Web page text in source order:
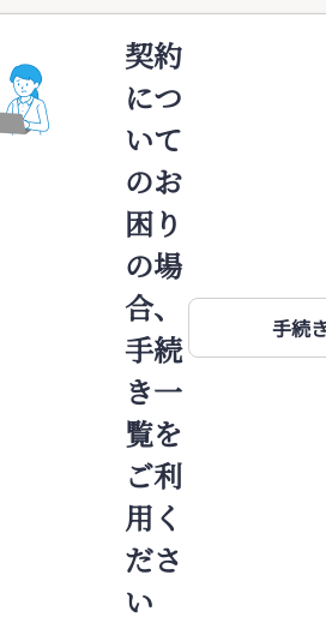
契約
につ
いて
のお
困り
の場
合、
手続
き一
覧を
ご利
用く
ださ
い
手続